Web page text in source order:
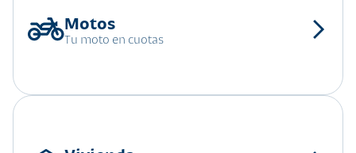
Tu moto en cuotas